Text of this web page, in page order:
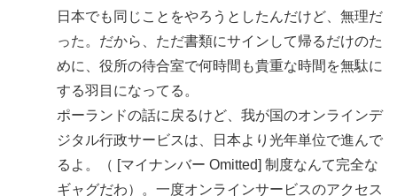
日本でも同じことをやろうとしたんだけど、無理だ
った。だから、ただ書類にサインして帰るだけのた
めに、役所の待合室で何時間も貴重な時間を無駄に
する羽目になってる。
ポーランドの話に戻るけど、我が国のオンラインデ
ジタル行政サービスは、日本より光年単位で進んで
るよ。（ [マイナンバー Omitted] 制度なんて完全な
ギャグだわ）。一度オンラインサービスのアクセス